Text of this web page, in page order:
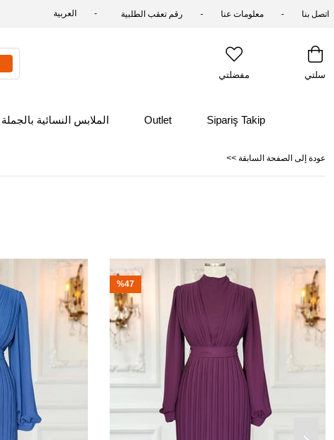
رقم تعقب الطلبية معلومات عنا اتصل بنا العربية
سلتي مفضلتي
الملابس النسائية بالجملة Outlet Sipariş Takip
<< عودة إلى الصفحة السابقة
%47